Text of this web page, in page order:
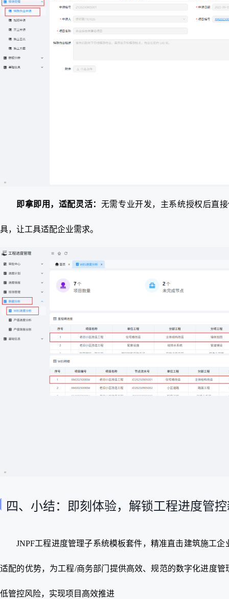
即拿即用，适配灵活： 无需专业开发，主系统授权后直
具，让工具适配企业需求。
四、小结：即刻体验，解锁工程进度管
JNPF工程进度管理子系统模板套件，精准直击建筑施工
适配的优势，为工程/商务部门提供高效、规范的数字化进度
低管控风险，实现项目高效推进